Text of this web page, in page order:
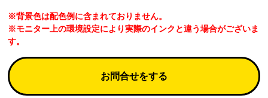
※背景色は配色例に含まれておりません。
※モニター上の環境設定により実際のインクと違う場合がございま
す。
お問合せをする